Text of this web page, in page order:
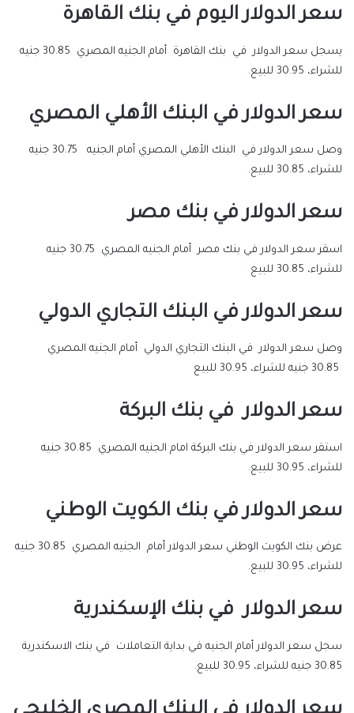
سعر الدولار اليوم في بنك القاهرة
يسجل سعر الدولار في بنك القاهرة أمام الجنيه المصري 30.85 جنيه
للشراء، 30.95 للبيع.
سعر الدولار في البنك الأهلي المصري
وصل سعر الدولار في البنك الأهلي المصري أمام الجنيه 30.75 جنيه
للشراء، 30.85 للبيع.
سعر الدولار في بنك مصر
اسقر سعر الدولار في بنك مصر أمام الجنيه المصري 30.75 جنيه
للشراء، 30.85 للبيع
سعر الدولار في البنك التجاري الدولي
وصل سعر الدولار في البنك التجاري الدولي أمام الجنيه المصري
سعر الدولار في بنك البركة
استقر سعر الدولار في بنك البركة امام الجنيه المصري 30.85 جنيه
للشراء، 30.95 للبيع.
سعر الدولار في بنك الكويت الوطني
عرض بنك الكويت الوطني سعر الدولار أمام الجنيه المصري 30.85 جنيه
للشراء، 30.95 للبيع.
سعر الدولار في بنك الإسكندرية
سجل سعر الدولار أمام الجنيه في بداية التعاملات في بنك الاسكندرية
30.85 جنيه للشراء، 30.95 للبيع.